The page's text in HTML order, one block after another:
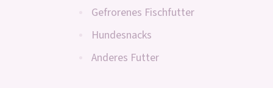
Gefrorenes Fischfutter
Hundesnacks
Anderes Futter